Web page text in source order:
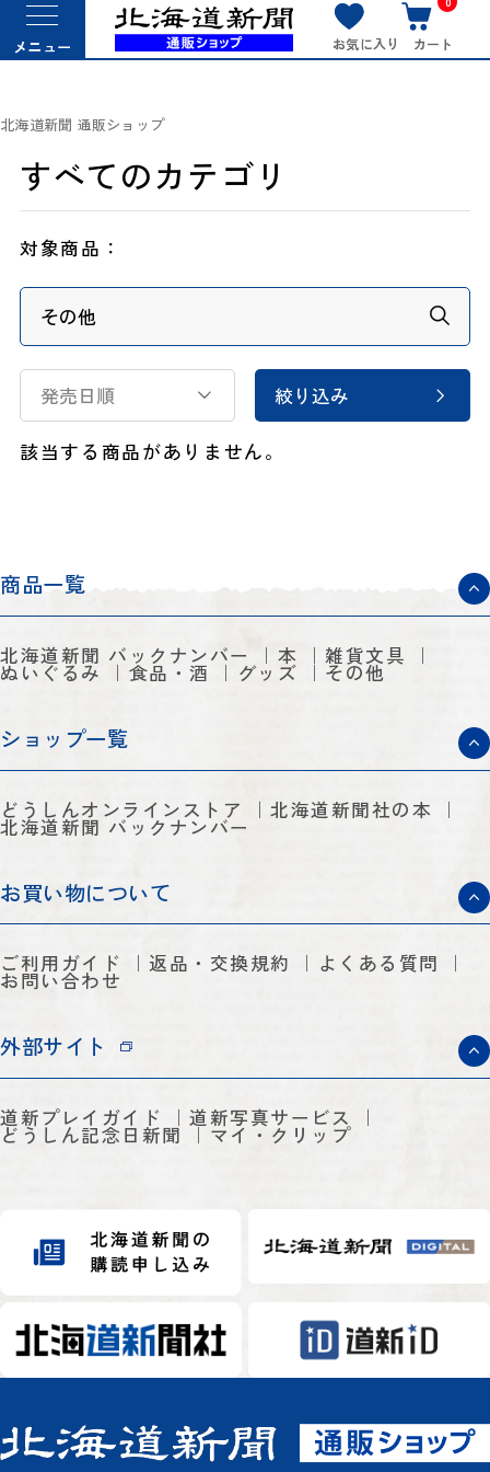
メニュー お気に入り カート
北海道新聞 通販ショップ
すべてのカテゴリ
対象商品：
発売日順 絞り込み
該当する商品がありません。
商品一覧
北海道新聞 バックナンバー 本 雑貨文具
ぬいぐるみ 食品・酒 グッズ その他
ショップ一覧
どうしんオンラインストア 北海道新聞社の本
北海道新聞 バックナンバー
お買い物について
ご利用ガイド 返品・交換規約 よくある質問
お問い合わせ
外部サイト
道新プレイガイド 道新写真サービス
どうしん記念日新聞 マイ・クリップ